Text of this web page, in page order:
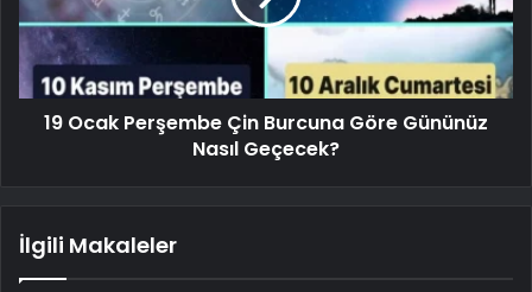
19 Ocak Perşembe Çin Burcuna Göre Gününüz
Nasıl Geçecek?
İlgili Makaleler